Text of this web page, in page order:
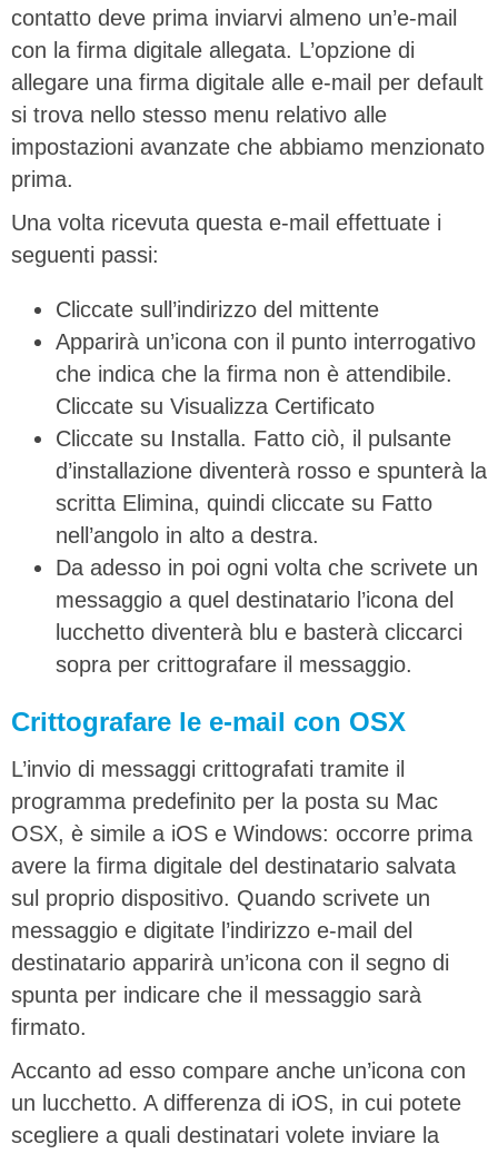
contatto deve prima inviarvi almeno un’e-mail
con la firma digitale allegata. L’opzione di
allegare una firma digitale alle e-mail per default
si trova nello stesso menu relativo alle
impostazioni avanzate che abbiamo menzionato
prima.
Una volta ricevuta questa e-mail effettuate i
seguenti passi:
Cliccate sull’indirizzo del mittente
Apparirà un’icona con il punto interrogativo
che indica che la firma non è attendibile.
Cliccate su Visualizza Certificato
Cliccate su Installa. Fatto ciò, il pulsante
d’installazione diventerà rosso e spunterà la
scritta Elimina, quindi cliccate su Fatto
nell’angolo in alto a destra.
Da adesso in poi ogni volta che scrivete un
messaggio a quel destinatario l’icona del
lucchetto diventerà blu e basterà cliccarci
sopra per crittografare il messaggio.
Crittografare le e-mail con OSX
L’invio di messaggi crittografati tramite il
programma predefinito per la posta su Mac
OSX, è simile a iOS e Windows: occorre prima
avere la firma digitale del destinatario salvata
sul proprio dispositivo. Quando scrivete un
messaggio e digitate l’indirizzo e-mail del
destinatario apparirà un’icona con il segno di
spunta per indicare che il messaggio sarà
firmato.
Accanto ad esso compare anche un’icona con
un lucchetto. A differenza di iOS, in cui potete
scegliere a quali destinatari volete inviare la